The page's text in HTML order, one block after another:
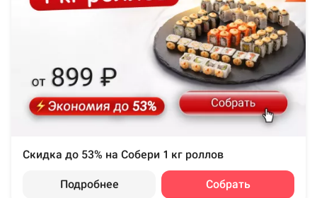
Скидка до 53% на Собери 1 кг роллов
Подробнее Собрать